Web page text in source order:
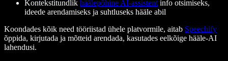
Kontekstitundlik häälepõhine AI-assistent info otsimiseks,
ideede arendamiseks ja suhtluseks hääle abil
Koondades kõik need tööriistad ühele platvormile, aitab Speechify
õppida, kirjutada ja mõtteid arendada, kasutades eelkõige hääle-AI
lahendusi.